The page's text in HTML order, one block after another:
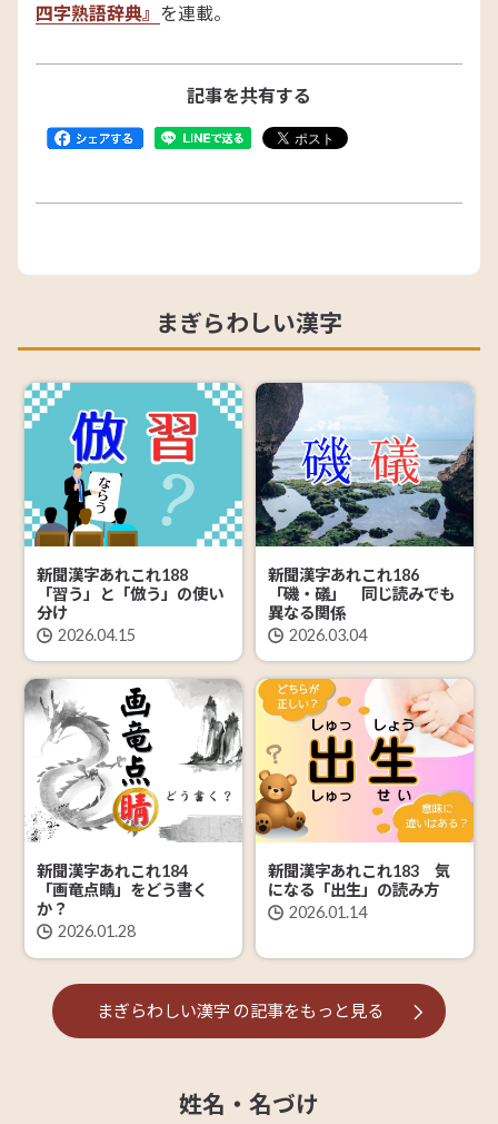
四字熟語辞典』
を連載。
記事を共有する
まぎらわしい漢字
新聞漢字あれこれ188
「習う」と「倣う」の使い
分け
2026.04.15
新聞漢字あれこれ186
「磯・礒」 同じ読みでも
異なる関係
2026.03.04
新聞漢字あれこれ184
「画竜点睛」をどう書く
か？
2026.01.28
新聞漢字あれこれ183 気
になる「出生」の読み方
2026.01.14
まぎらわしい漢字 の記事をもっと見る
姓名・名づけ